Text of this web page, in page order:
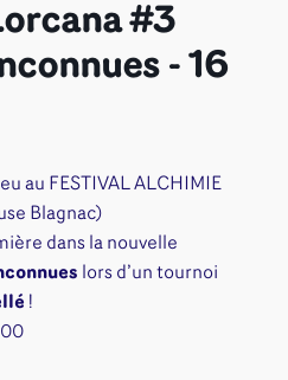
#3
- 16
au FESTIVAL ALCHIMIE
Blagnac)
dans la nouvelle
lors d’un tournoi
!